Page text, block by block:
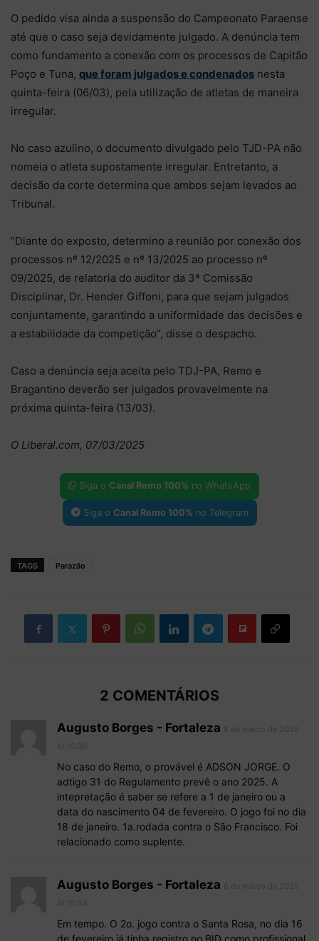
O pedido visa ainda a suspensão do Campeonato Paraense
até que o caso seja devidamente julgado. A denúncia tem
como fundamento a conexão com os processos de Capitão
Poço e Tuna, que foram julgados e condenados nesta
quinta-feira (06/03), pela utilização de atletas de maneira
irregular.
No caso azulino, o documento divulgado pelo TJD-PA não
nomeia o atleta supostamente irregular. Entretanto, a
decisão da corte determina que ambos sejam levados ao
Tribunal.
“Diante do exposto, determino a reunião por conexão dos
processos nº 12/2025 e nº 13/2025 ao processo nº
09/2025, de relatoria do auditor da 3ª Comissão
Disciplinar, Dr. Hender Giffoni, para que sejam julgados
conjuntamente, garantindo a uniformidade das decisões e
a estabilidade da competição”, disse o despacho.
Caso a denúncia seja aceita pelo TDJ-PA, Remo e
Bragantino deverão ser julgados provavelmente na
próxima quinta-feira (13/03).
O Liberal.com, 07/03/2025
Siga o Canal Remo 100% no WhatsApp
Siga o Canal Remo 100% no Telegram
TAGS Parazão
2 COMENTÁRIOS
Augusto Borges - Fortaleza
No caso do Remo, o provável é ADSON JORGE. O
adtigo 31 do Regulamento prevê o ano 2025. A
intepretação é saber se refere a 1 de janeiro ou a
data do nascimento 04 de fevereiro. O jogo foi no dia
18 de janeiro. 1a.rodada contra o São Francisco. Foi
relacionado como suplente.
Augusto Borges - Fortaleza
Em tempo. O 2o. jogo contra o Santa Rosa, no dia 16